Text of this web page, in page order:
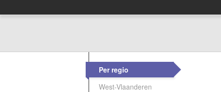
Per regio
West-Vlaanderen